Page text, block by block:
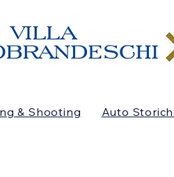
& Shooting Auto